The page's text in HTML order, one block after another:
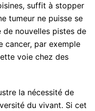
suffit à stopper
tumeur ne puisse se
nouvelles pistes de
cancer, par exemple
voie chez des
la nécessité de
du vivant. Si cet